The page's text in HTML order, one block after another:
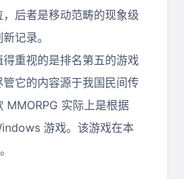
后者是移动范畴的现象级
记录。
重视的是排名第五的游戏
管它的内容源于我国民间传
MMORPG 实际上是根据
游戏。该游戏在本